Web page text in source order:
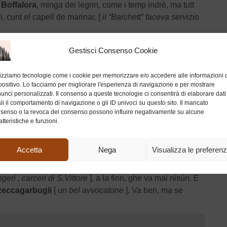
Gestisci Consenso Cookie
tecnologie come i cookie per memorizzare e/o accedere alle informazioni
Lo facciamo per migliorare l'esperienza di navigazione e per mostrare
personalizzati. Il consenso a queste tecnologie ci consentirà di elaborare dati
il comportamento di navigazione o gli ID univoci su questo sito. Il mancato
o la revoca del consenso possono influire negativamente su alcune
e funzioni.
Accetta Nega Visualizza le
, minga dei legnn, come i temp indrè, ma tutt
cunt el capell de marinar. [ il “Barchett” faceva servizio
te vett a la Cassina di Pomm, cun la tua
S. March, Via Senato, via Mulino delle armi e
…che de lì te rìvet in del Po in riva al mar, o in
su la metro (che inscì i treni saran semper nett!). In
sarà la barchèta.
denter i pel de pomm de tera, el resegaùsc del sò
100 era la latrina] , e infin i fabrich cònt la ròba de trà in
, carceri di S.Vittore ], a la finn, ghe va mai nisùn. E
[ un bel avvocatone ]. Va ben, ma se